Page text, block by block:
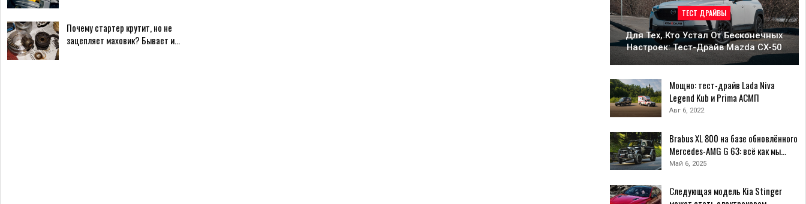
ТЕСТ ДРАЙВЫ
Для Тех, Кто Устал От Бесконечных
Настроек: Тест-Драйв Mazda CX-50
Мощно: тест-драйв Lada Niva
Legend Kub и Prima АСМП
Авг 6, 2022
Brabus XL 800 на базе обновлённого
Mercedes-AMG G 63: всё как мы…
Май 6, 2025
Следующая модель Kia Stinger
Почему стартер крутит, но не
зацепляет маховик? Бывает и…